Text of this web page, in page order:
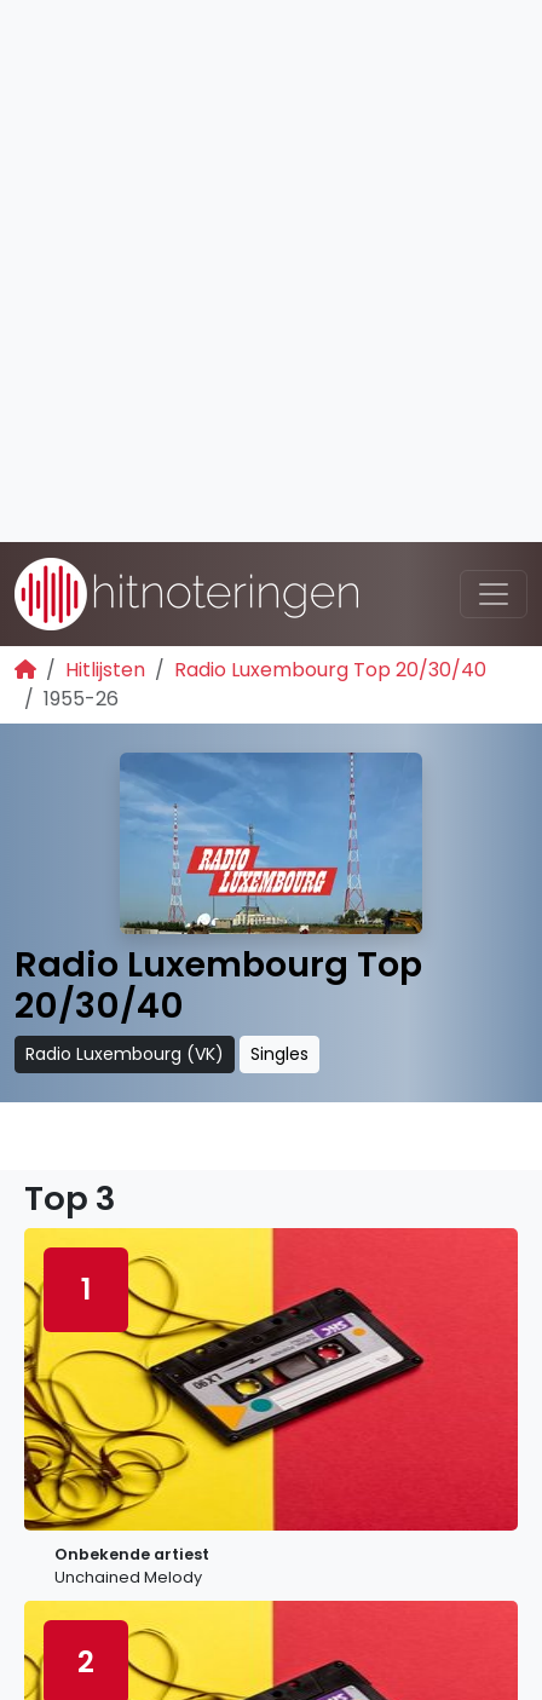
Hitlijsten
Radio Luxembourg Top 20/30/40
1955-26
Radio Luxembourg Top
20/30/40
Radio Luxembourg (VK) Singles
Top 3
1
Onbekende artiest
Unchained Melody
2